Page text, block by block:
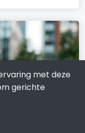
met deze
gerichte